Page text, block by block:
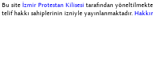
Bu site İzmir Protestan Kilisesi tarafından
telif hakkı sahiplerinin izniyle yayınlanmaktadır.